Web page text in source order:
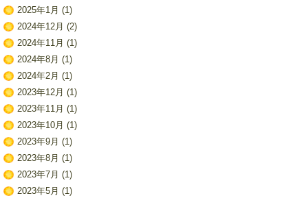
2025年1月 (1)
2024年12月 (2)
2024年11月 (1)
2024年8月 (1)
2024年2月 (1)
2023年12月 (1)
2023年11月 (1)
2023年10月 (1)
2023年9月 (1)
2023年8月 (1)
2023年7月 (1)
2023年5月 (1)